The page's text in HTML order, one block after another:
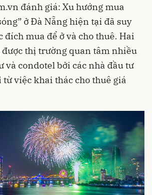
đánh giá: Xu hướng mua
ở Đà Nẵng hiện tại đã suy
đích mua để ở và cho thuê. Hai
được thị trường quan tâm nhiều
và condotel bởi các nhà đầu tư
việc khai thác cho thuê giá